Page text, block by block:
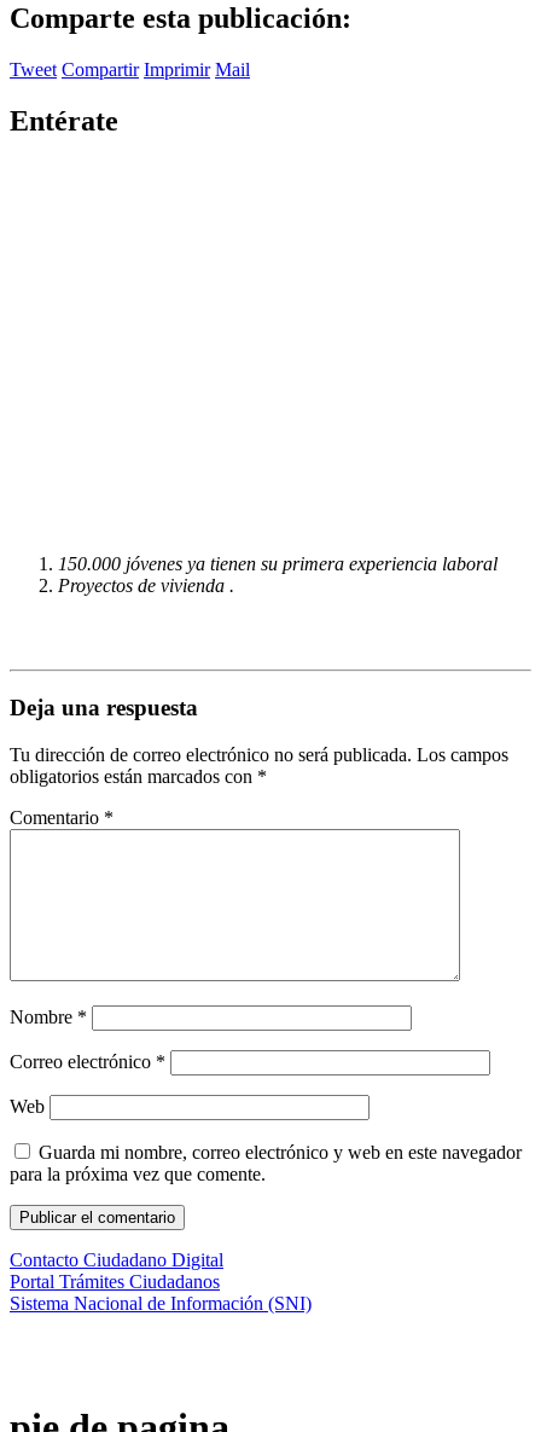
Comparte esta publicación:
Tweet Compartir Imprimir Mail
Entérate
150.000 jóvenes ya tienen su primera experiencia laboral
Proyectos de vivienda .
Deja una respuesta
Tu dirección de correo electrónico no será publicada. Los campos
obligatorios están marcados con *
Comentario *
Nombre *
Correo electrónico *
Web
Guarda mi nombre, correo electrónico y web en este navegador
para la próxima vez que comente.
Contacto Ciudadano Digital
Portal Trámites Ciudadanos
Sistema Nacional de Información (SNI)